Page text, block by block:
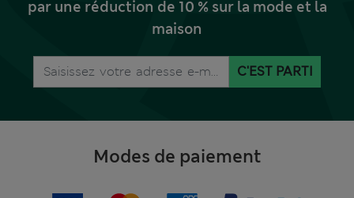
par une réduction de 10 % sur la mode et la
maison
C'EST PARTI
Modes de paiement